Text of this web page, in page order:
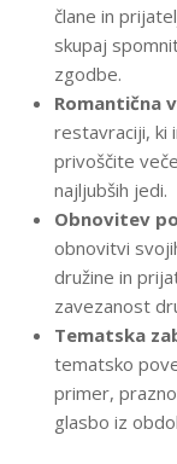
člane in
skupaj
zgodbe.
Romantična
restavraciji, ki
privoščite
najljubših jedi.
Obnovitev
obnovitvi
družine in
zavezanost
Tematska
tematsko
primer,
glasbo iz